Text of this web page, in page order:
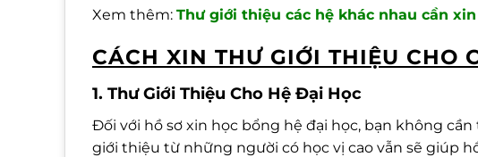
Xem thêm: Thư giới thiệu các hệ khác nhau cần
CÁCH XIN THƯ GIỚI THIỆU CHO
1. Thư Giới Thiệu Cho Hệ Đại Học
Đối với hồ sơ xin học bổng hệ đại học, bạn không
giới thiệu từ những người có học vị cao vẫn sẽ giúp